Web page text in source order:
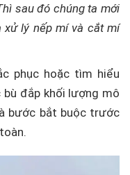
sau đó chúng ta mới
lý nếp mí và cắt mí
phục hoặc tìm hiểu
bù đắp khối lượng mô
bước bắt buộc trước